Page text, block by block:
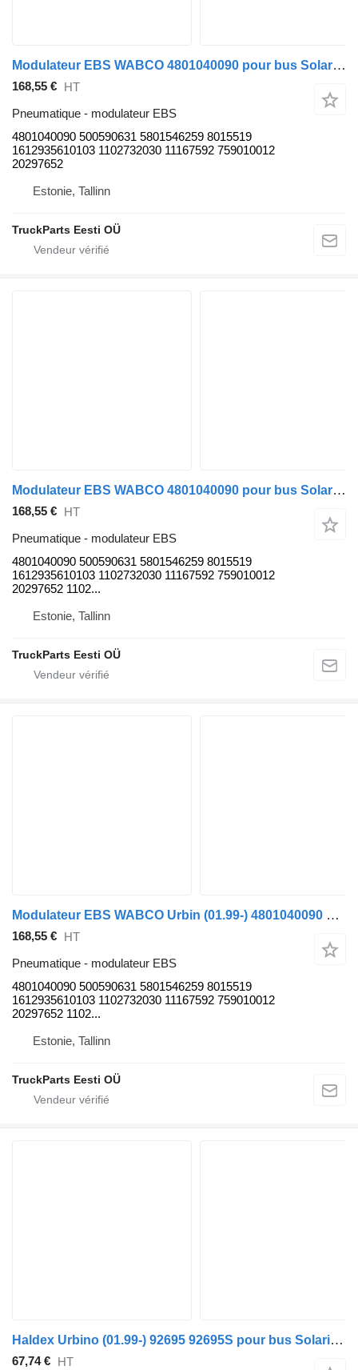
Modulateur EBS WABCO 4801040090 pour bus Solaris Urbino, Alpino, Vacanza (1999-)
168,55 € HT
Pneumatique - modulateur EBS
4801040090 500590631 5801546259 8015519
1612935610103 1102732030 11167592 759010012
20297652
Estonie, Tallinn
TruckParts Eesti OÜ
Modulateur EBS WABCO 4801040090 pour bus Solaris Urbino, Alpino, Vacanza (1999-)
168,55 € HT
Pneumatique - modulateur EBS
4801040090 500590631 5801546259 8015519
1612935610103 1102732030 11167592 759010012
20297652 1102...
Estonie, Tallinn
TruckParts Eesti OÜ
Modulateur EBS WABCO Urbin (01.99-) 4801040090 pour bus Solaris Urbino, Alpino, Vacanza (1999-)
168,55 € HT
Pneumatique - modulateur EBS
4801040090 500590631 5801546259 8015519
1612935610103 1102732030 11167592 759010012
20297652 1102...
Estonie, Tallinn
TruckParts Eesti OÜ
Haldex Urbino (01.99-) 92695 92695S pour bus Solaris Urbino, Alpino, Vacanza (1999-)
67,74 €
HT